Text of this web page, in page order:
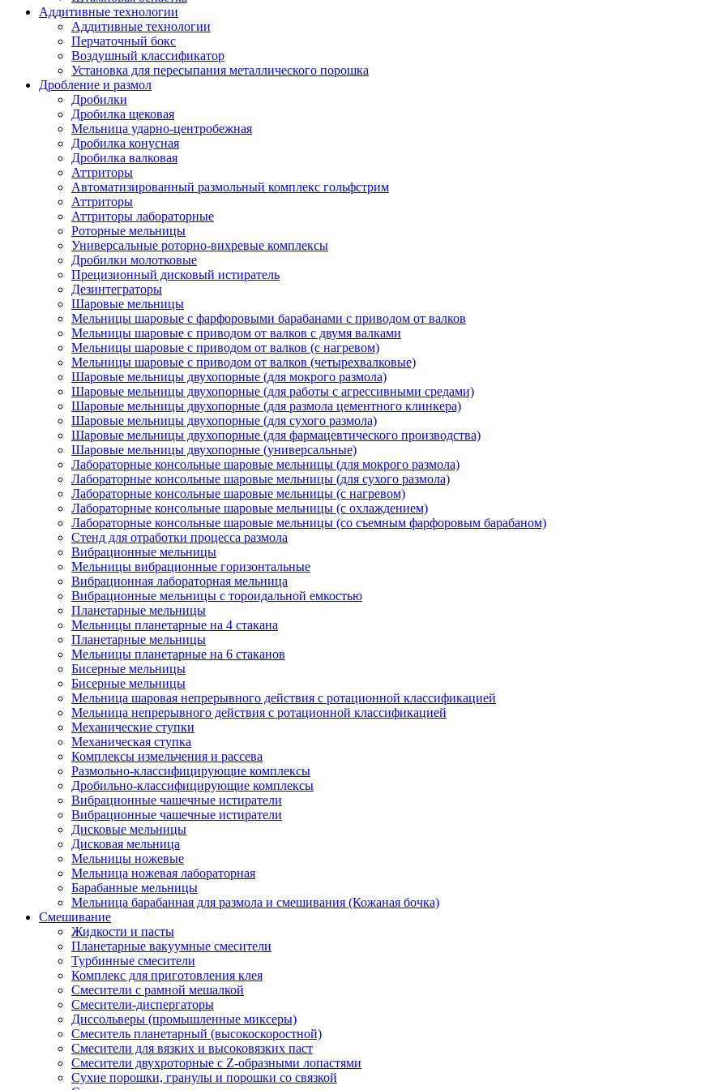
Аддитивные технологии
Аддитивные технологии
Перчаточный бокс
Воздушный классификатор
Установка для пересыпания металлического порошка
Дробление и размол
Дробилки
Дробилка щековая
Мельница ударно-центробежная
Дробилка конусная
Дробилка валковая
Аттриторы
Автоматизированный размольный комплекс гольфстрим
Аттриторы
Аттриторы лабораторные
Роторные мельницы
Универсальные роторно-вихревые комплексы
Дробилки молотковые
Прецизионный дисковый истиратель
Дезинтеграторы
Шаровые мельницы
Мельницы шаровые с фарфоровыми барабанами с приводом от валков
Мельницы шаровые с приводом от валков с двумя валками
Мельницы шаровые с приводом от валков (с нагревом)
Мельницы шаровые с приводом от валков (четырехвалковые)
Шаровые мельницы двухопорные (для мокрого размола)
Шаровые мельницы двухопорные (для работы с агрессивными средами)
Шаровые мельницы двухопорные (для размола цементного клинкера)
Шаровые мельницы двухопорные (для сухого размола)
Шаровые мельницы двухопорные (для фармацевтического производства)
Шаровые мельницы двухопорные (универсальные)
Лабораторные консольные шаровые мельницы (для мокрого размола)
Лабораторные консольные шаровые мельницы (для сухого размола)
Лабораторные консольные шаровые мельницы (с нагревом)
Лабораторные консольные шаровые мельницы (с охлаждением)
Лабораторные консольные шаровые мельницы (со съемным фарфоровым барабаном)
Стенд для отработки процесса размола
Вибрационные мельницы
Мельницы вибрационные горизонтальные
Вибрационная лабораторная мельница
Вибрационные мельницы с тороидальной емкостью
Планетарные мельницы
Мельницы планетарные на 4 стакана
Планетарные мельницы
Мельницы планетарные на 6 стаканов
Бисерные мельницы
Бисерные мельницы
Мельница шаровая непрерывного действия с ротационной классификацией
Мельница непрерывного действия с ротационной классификацией
Механические ступки
Механическая ступка
Комплексы измельчения и рассева
Размольно-классифицирующие комплексы
Дробильно-классифицирующие комплексы
Вибрационные чашечные истиратели
Вибрационные чашечные истиратели
Дисковые мельницы
Дисковая мельница
Мельницы ножевые
Мельница ножевая лабораторная
Барабанные мельницы
Мельница барабанная для размола и смешивания (Кожаная бочка)
Смешивание
Жидкости и пасты
Планетарные вакуумные смесители
Турбинные смесители
Комплекс для приготовления клея
Смесители с рамной мешалкой
Смесители-диспергаторы
Диссольверы (промышленные миксеры)
Смеситель планетарный (высокоскоростной)
Смесители для вязких и высоковязких паст
Смесители двухроторные с Z-образными лопастями
Сухие порошки, гранулы и порошки со связкой